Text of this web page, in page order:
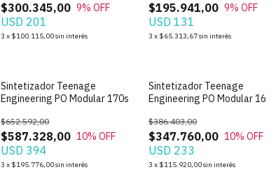
$300.345,00 9% OFF
USD 201
3 x $100.115,00sin interés
$195.941,00 9% OFF
USD 131
3 x $65.313,67sin interés
SIN STOCK
Sintetizador Teenage
Engineering PO Modular 170s
$587.328,00
$652.592,00
10% OFF
USD 394
3 x $195.776,00sin interés
SIN STOCK
Sintetizador Teenage
Engineering PO Modular 16
$347.760,00
$386.403,00
10% OFF
USD 233
3 x $115.920,00sin interés